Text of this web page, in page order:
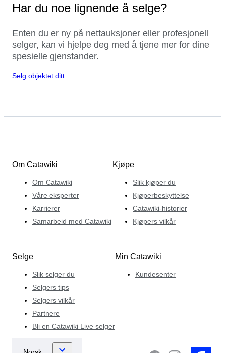
Har du noe lignende å selge?
Enten du er ny på nettauksjoner eller profesjonell
selger, kan vi hjelpe deg med å tjene mer for dine
spesielle gjenstander.
Selg objektet ditt
Om Catawiki
Om Catawiki
Våre eksperter
Karrierer
Samarbeid med Catawiki
Kjøpe
Slik kjøper du
Kjøperbeskyttelse
Catawiki-historier
Kjøpers vilkår
Selge
Slik selger du
Selgers tips
Selgers vilkår
Partnere
Bli en Catawiki Live selger
Min Catawiki
Kundesenter